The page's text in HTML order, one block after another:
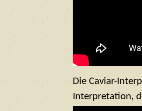
Die Caviar-
Interpretation,